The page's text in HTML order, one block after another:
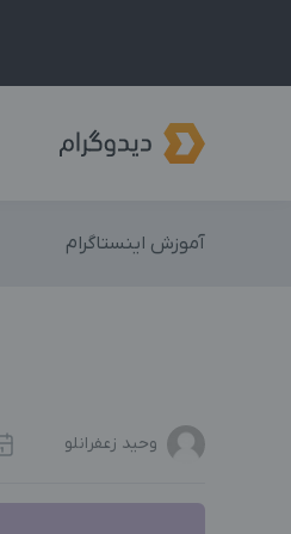
آموزش اینستاگرام
وحید زعفرانلو